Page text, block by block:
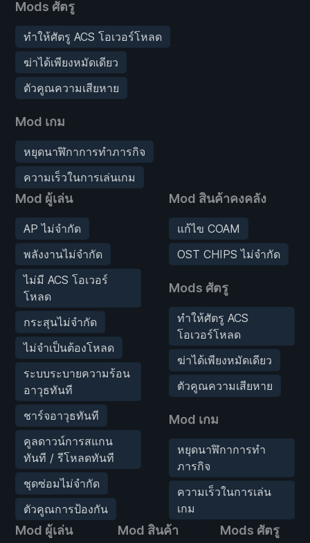
Mods ศัตรู
ทำให้ศัตรู ACS โอเวอร์โหลด
ฆ่าได้เพียงหมัดเดียว
ตัวคูณความเสียหาย
Mod เกม
หยุดนาฬิกาการทำภารกิจ
ความเร็วในการเล่นเกม
Mod ผู้เล่น
AP ไม่จำกัด
พลังงานไม่จำกัด
ไม่มี ACS โอเวอร์
โหลด
กระสุนไม่จำกัด
ไม่จำเป็นต้องโหลด
ระบบระบายความร้อน
อาวุธทันที
ชาร์จอาวุธทันที
คูลดาวน์การสแกน
ทันที / รีโหลดทันที
ชุดซ่อมไม่จำกัด
ตัวคูณการป้องกัน
Mod สินค้าคงคลัง
แก้ไข COAM
OST CHIPS ไม่จำกัด
Mods ศัตรู
ทำให้ศัตรู ACS
โอเวอร์โหลด
ฆ่าได้เพียงหมัดเดียว
ตัวคูณความเสียหาย
Mod เกม
หยุดนาฬิกาการทำ
ภารกิจ
ความเร็วในการเล่น
เกม
Mod ผู้เล่น
Mod สินค้า
Mods ศัตรู